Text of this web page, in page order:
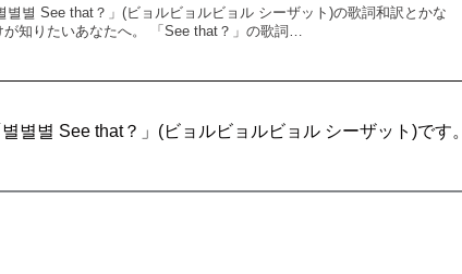
별별 See that？」(ビョルビョルビョル シーザット)の歌詞和訳とかな
知りたいあなたへ。 「See that？」の歌詞…
별별 See that？」(ビョルビョルビョル シーザット)です。